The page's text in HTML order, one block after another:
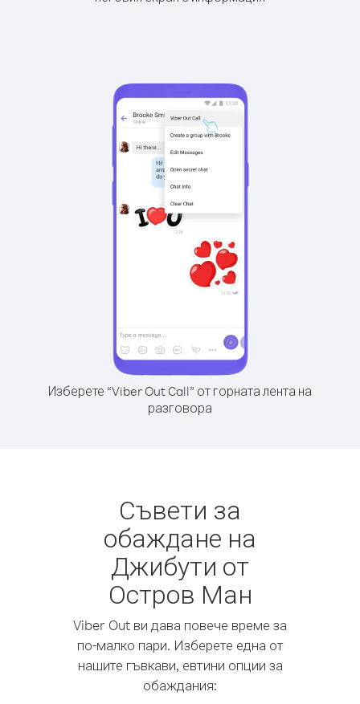
Изберете “Viber Out Call” от горната лента на
разговора
Съвети за
обаждане на
Джибути от
Остров Ман
Viber Out ви дава повече време за
по-малко пари. Изберете една от
нашите гъвкави, евтини опции за
обаждания: